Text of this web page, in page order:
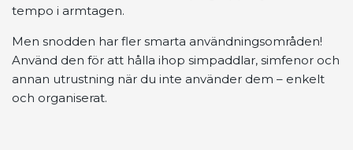
tempo i armtagen.
Men snodden har fler smarta användningsområden!
Använd den för att hålla ihop simpaddlar, simfenor och
annan utrustning när du inte använder dem – enkelt
och organiserat.